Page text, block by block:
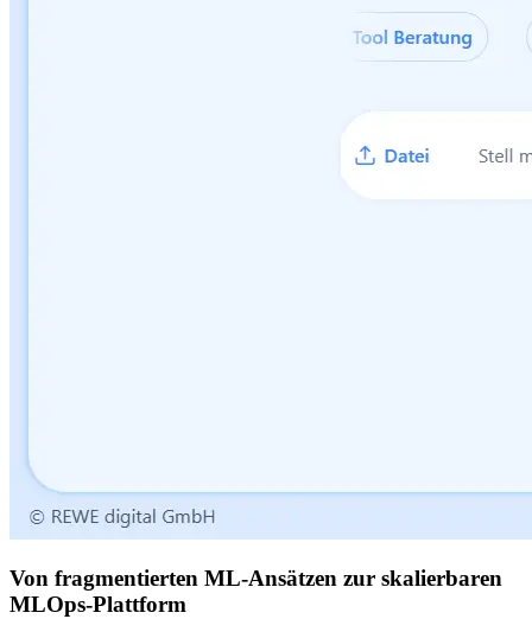
Von fragmentierten ML-Ansätzen zur skalierbaren
MLOps-Plattform